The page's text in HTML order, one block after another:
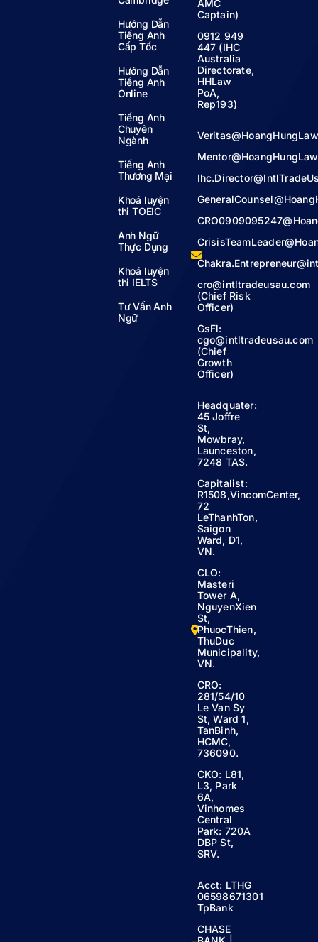
Hướng Dẫn
Tiếng Anh
Cấp Tốc
Hướng Dẫn
Tiếng Anh
Online
Tiếng Anh
Chuyên
Ngành
Tiếng Anh
Thương Mại
Khoá luyện
thi TOEIC
Anh Ngữ
Thực Dụng
Khoá luyện
thi IELTS
Tư Vấn Anh
Ngữ
AMC
Captain)
0912 949
447 (IHC
Australia
Directorate,
HHLaw
PoA,
Rep193)
cro@intltradeusau.com
(Chief Risk
Officer)
GsFl:
cgo@intltradeusau.com
(Chief
Growth
Officer)
Headquater:
45 Joffre
St,
Mowbray,
Launceston,
7248 TAS.
Capitalist:
R1508,VincomCenter,
72
LeThanhTon,
Saigon
Ward, D1,
VN.
CLO:
Masteri
Tower A,
NguyenXien
St,
PhuocThien,
ThuDuc
Municipality,
VN.
CRO:
281/54/10
Le Van Sy
St, Ward 1,
TanBinh,
HCMC,
736090.
CKO: L81,
L3, Park
6A,
Vinhomes
Central
Park: 720A
DBP St,
SRV.
Acct: LTHG
06598671301
TpBank
CHASE